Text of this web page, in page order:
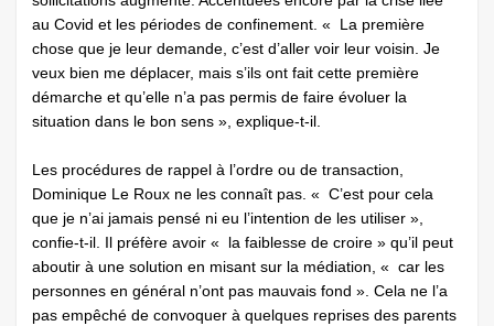
au Covid et les périodes de confinement. « La première
chose que je leur demande, c’est d’aller voir leur voisin. Je
veux bien me déplacer, mais s’ils ont fait cette première
démarche et qu’elle n’a pas permis de faire évoluer la
situation dans le bon sens », explique-t-il.
Les procédures de rappel à l’ordre ou de transaction,
Dominique Le Roux ne les connaît pas. « C’est pour cela
que je n’ai jamais pensé ni eu l’intention de les utiliser »,
confie-t-il. Il préfère avoir « la faiblesse de croire » qu’il peut
aboutir à une solution en misant sur la médiation, « car les
personnes en général n’ont pas mauvais fond ». Cela ne l’a
pas empêché de convoquer à quelques reprises des parents